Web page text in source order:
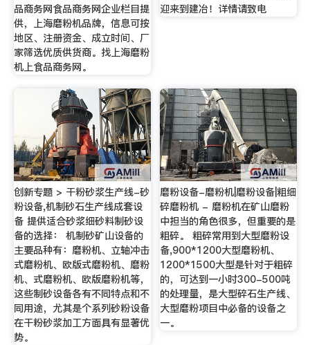
品商务网食品商务网企业栏目提
供，上海磨粉机品牌，信息可按
地区、注册资金、成立时间、厂
家筛选优质供货商。找上海磨粉
机上食品商务网。
迎来到建冶！详情请致电
创新专题 > 干粉砂浆生产线-砂
粉设备,机制砂石生产线成套设
备 提供适合砂浆细砂料制砂设
备的选择： 机制砂矿山设备的
主要品种有：磨粉机、立轴冲击
式磨粉机、欧版式磨粉机、磨粉
机、式磨粉机、欧版磨粉机等，
这些制砂设备各有不同特点和不
同用途，尤其是个系列砂粉设备
在干粉砂浆加工方面具有显著优
势。
磨粉设备-磨粉机|磨粉设备|粗细
碎磨粉机 - 磨粉机在矿山磨粉
中担当的角色很多，但重要的是
粗碎。 粗碎常用到大型磨粉设
备,900*1200大型磨粉机、
1200*1500大型是针对于粗碎
的，可达到一小时300-500吨
的处理量，是大型碎石生产线、
大型磨粉项目中必备的设备之
一。